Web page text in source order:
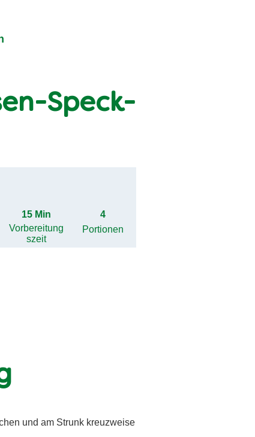
Speck-
15 Min
Vorbereitung
szeit
4
Portionen
und am Strunk kreuzweise